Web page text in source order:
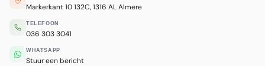
Markerkant 10 132C, 1316 AL Almere
TELEFOON
036 303 3041
WHATSAPP
Stuur een bericht